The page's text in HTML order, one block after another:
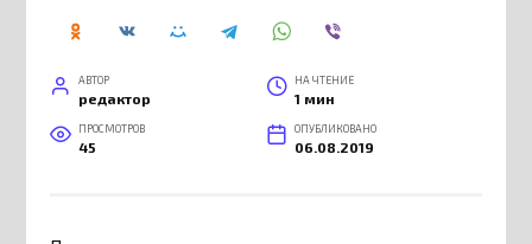
АВТОР
редактор
НА ЧТЕНИЕ
1 мин
ПРОСМОТРОВ
45
ОПУБЛИКОВАНО
06.08.2019